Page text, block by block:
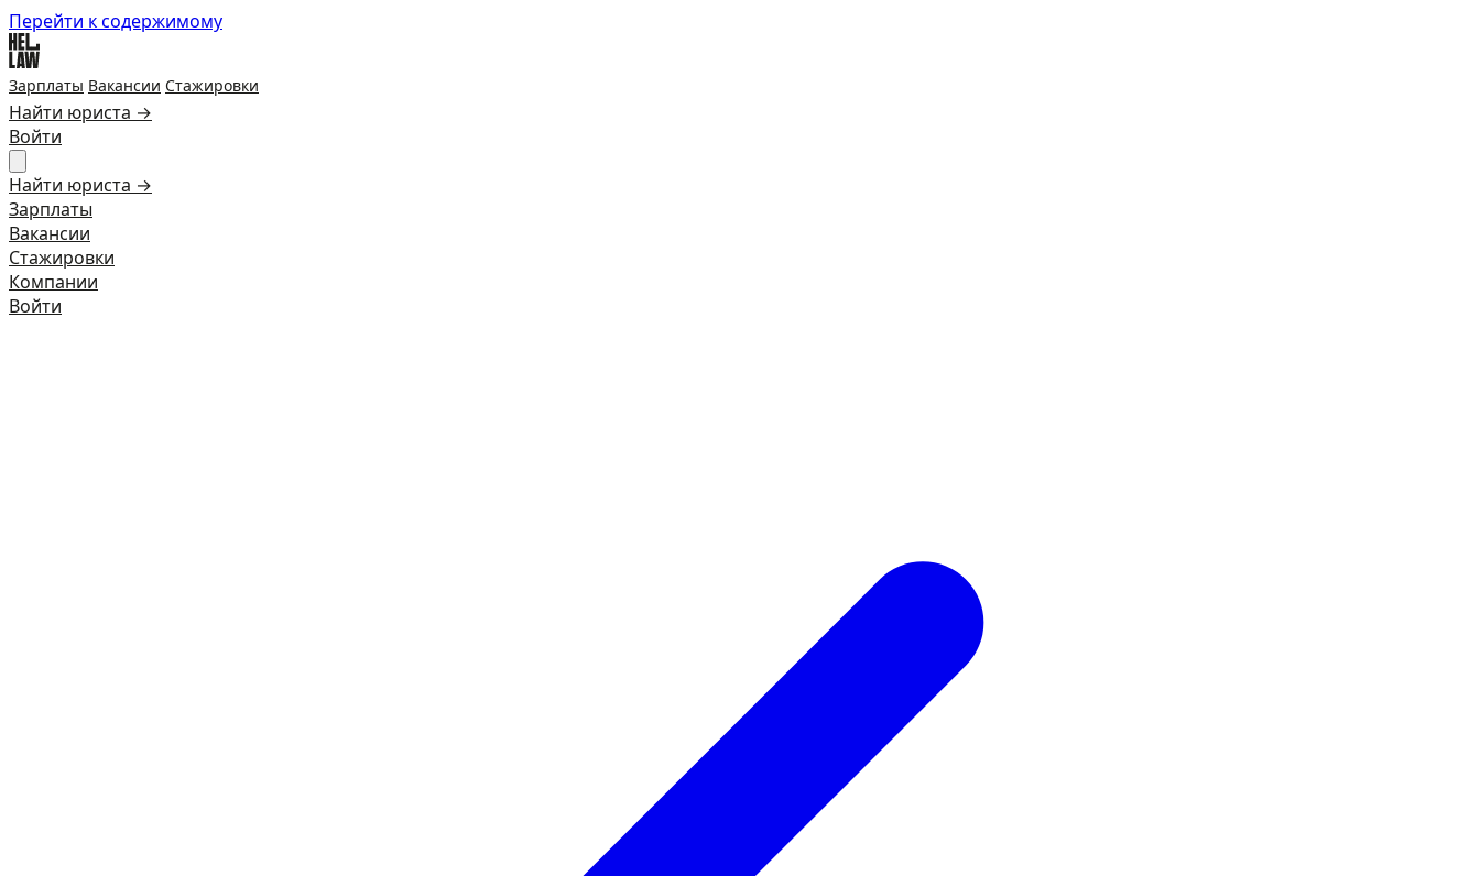
Перейти к содержимому
Зарплаты Вакансии Стажировки
Найти юриста →
Войти
Найти юриста →
Зарплаты
Вакансии
Стажировки
Компании
Войти